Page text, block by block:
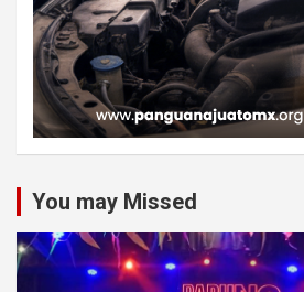
You may Missed